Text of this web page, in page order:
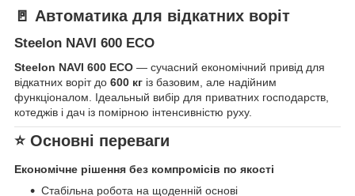
🚪 Автоматика для відкатних воріт
Steelon NAVI 600 ECO
Steelon NAVI 600 ECO — сучасний економічний привід для
відкатних воріт до 600 кг із базовим, але надійним
функціоналом. Ідеальный вибір для приватних господарств,
котеджів і дач із помірною інтенсивністю руху.
⭐ Основні переваги
Економічне рішення без компромісів по якості
Стабільна робота на щоденній основі